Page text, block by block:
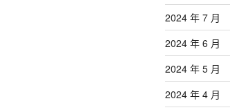
2024 年 7 月
2024 年 6 月
2024 年 5 月
2024 年 4 月